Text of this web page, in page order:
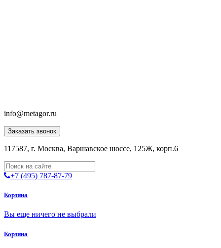
info@metagor.ru
Заказать звонок
117587, г. Москва, Варшавское шоссе, 125Ж, корп.6
+7 (495) 787-87-79
Корзина
Вы еще ничего не выбрали
Корзина